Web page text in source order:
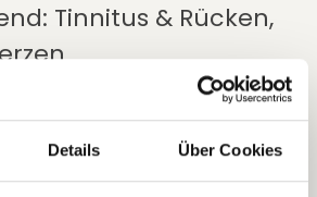
Details Über Cookies
Tinnitus & Rücken,
Es gibt Zusammenhänge
und orthopädischen